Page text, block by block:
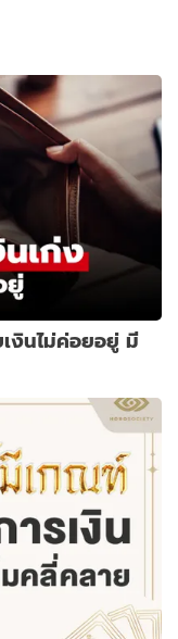
งินไม่ค่อยอยู่ มี